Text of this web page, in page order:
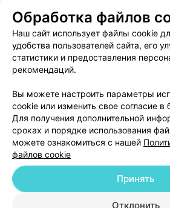
Пользовательское соглашение
Вакансии
Написать
Обработка
© 2026 ООО «Артокс Лаб», УНП 191700409
|
Обработка файлов
Наш сайт использует файлы cookie
удобства пользователей сайта, его
статистики и предоставления
рекомендаций.
Вы можете настроить параметры
cookie или изменить свое согласие в
Для получения дополнительной
сроках и порядке использования
можете ознакомиться с нашей
файлов cookie
Отклонить
Принять